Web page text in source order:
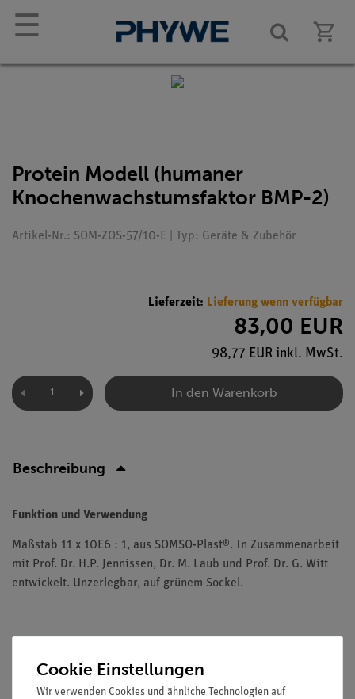
☰
Protein Modell (humaner
Knochenwachstumsfaktor BMP-2)
Artikel-Nr.: SOM-ZOS-57/10-E | Typ: Geräte & Zubehör
Lieferzeit: Lieferung wenn verfügbar
83,00 EUR
98,77 EUR inkl. MwSt.
In den Warenkorb
Beschreibung
Funktion und Verwendung
Maßstab 11 x 10E6 : 1, aus SOMSO-Plast®. In Zusammenarbeit
mit Prof. Dr. H.P. Jennissen, Dr. M. Laub und Prof. Dr. G. Witt
entwickelt. Unzerlegbar, auf grünem Sockel.
Versandkostenfrei ab 300,- €
Cookie Einstellungen
Wir verwenden Cookies und ähnliche Technologien auf